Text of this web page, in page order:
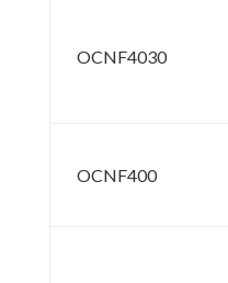
OCNF4030
OCNF400